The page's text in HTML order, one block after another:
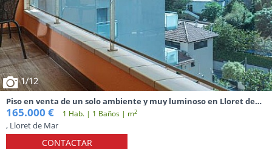
1/12
Piso en venta de un solo ambiente y muy luminoso en Lloret de
Mar
165.000 € 1 Hab. | 1 Baños | m2
, Lloret de Mar
CONTACTAR